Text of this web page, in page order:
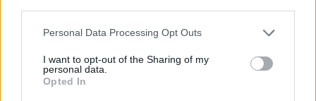
Personal Data Processing Opt Outs
I want to opt-out of the Sharing of my
personal data.
Opted In